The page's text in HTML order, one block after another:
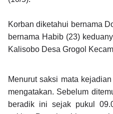
Korban diketahui bernama
bernama Habib (23)
Kalisobo Desa Grogol
Menurut saksi mata
mengatakan. Sebelum
beradik ini sejak pukul